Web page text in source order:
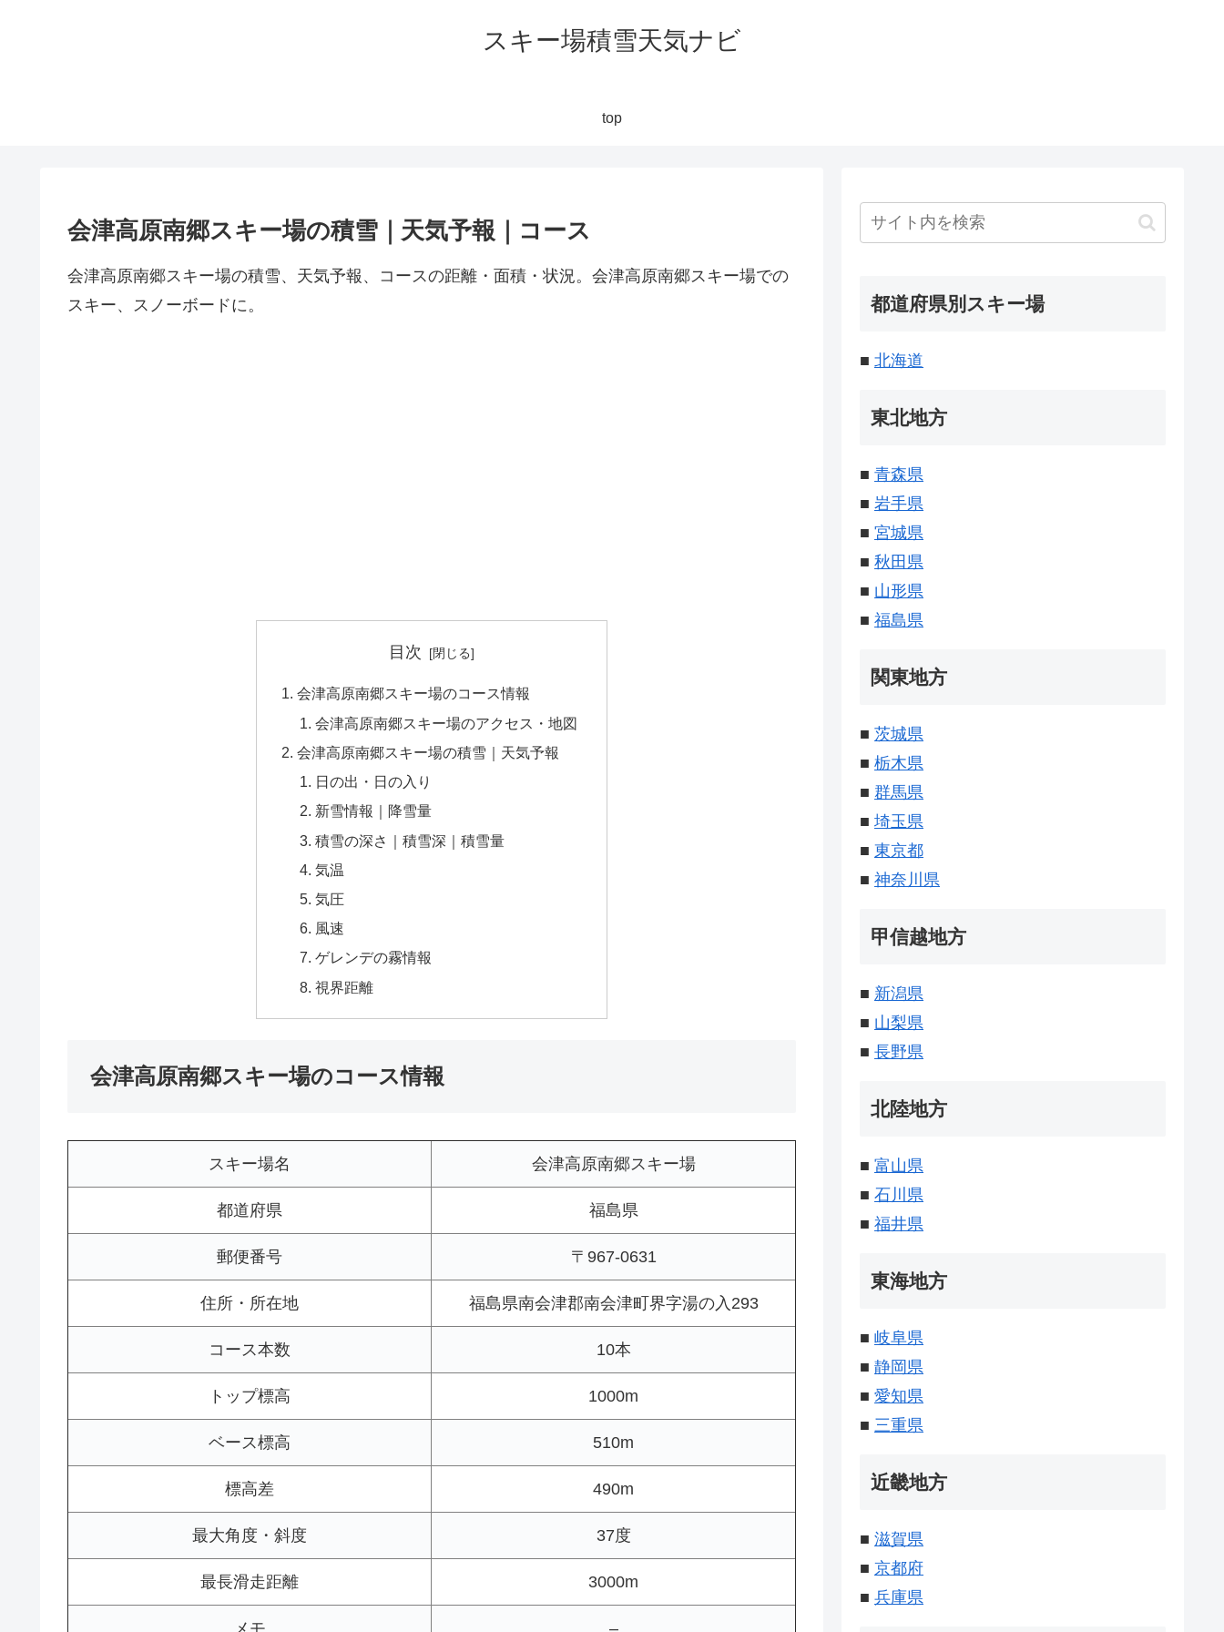
スキー場積雪天気ナビ
top
会津高原南郷スキー場の積雪｜天気予報｜コース
会津高原南郷スキー場の積雪、天気予報、コースの距離・面積・状況。会津高原南郷スキー場での
スキー、スノーボードに。
目次
会津高原南郷スキー場のコース情報
会津高原南郷スキー場のアクセス・地図
会津高原南郷スキー場の積雪｜天気予報
日の出・日の入り
新雪情報｜降雪量
積雪の深さ｜積雪深｜積雪量
気温
気圧
風速
ゲレンデの霧情報
視界距離
会津高原南郷スキー場のコース情報
スキー場名 会津高原南郷スキー場
都道府県 福島県
郵便番号 〒967-0631
住所・所在地 福島県南会津郡南会津町界字湯の入293
コース本数 10本
トップ標高 1000m
ベース標高 510m
標高差 490m
最大角度・斜度 37度
最長滑走距離 3000m
都道府県別スキー場
■ 北海道
東北地方
■ 青森県
■ 岩手県
■ 宮城県
■ 秋田県
■ 山形県
■ 福島県
関東地方
■ 茨城県
■ 栃木県
■ 群馬県
■ 埼玉県
■ 東京都
■ 神奈川県
甲信越地方
■ 新潟県
■ 山梨県
■ 長野県
北陸地方
■ 富山県
■ 石川県
■ 福井県
東海地方
■ 岐阜県
■ 静岡県
■ 愛知県
■ 三重県
近畿地方
■ 滋賀県
■ 京都府
■ 兵庫県